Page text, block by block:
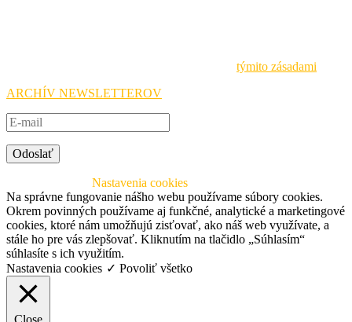
týmito zásadami
ARCHÍV NEWSLETTEROV
Odoslať
Nastavenia cookies
Na správne fungovanie nášho webu používame súbory cookies.
Okrem povinných používame aj funkčné, analytické a marketingové
cookies, ktoré nám umožňujú zisťovať, ako náš web využívate, a
stále ho pre vás zlepšovať. Kliknutím na tlačidlo „Súhlasím“
súhlasíte s ich využitím.
Nastavenia cookies ✓ Povoliť všetko
Close